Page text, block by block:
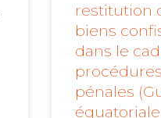
restitution
biens
dans le
procédures
pénales
équatoriale